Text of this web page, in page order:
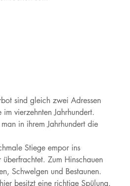
sind gleich zwei Adressen
vierzehnten Jahrhundert.
in ihrem Jahrhundert die
Stiege empor ins
Zum Hinschauen
Schwelgen und Bestaunen.
besitzt eine richtige Spülung.